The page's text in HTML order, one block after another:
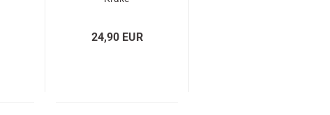
24,90 EUR